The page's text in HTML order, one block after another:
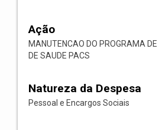
Ação
MANUTENCAO DO PROGRAMA DE
DE SAUDE PACS
Natureza da Despesa
Pessoal e Encargos Sociais